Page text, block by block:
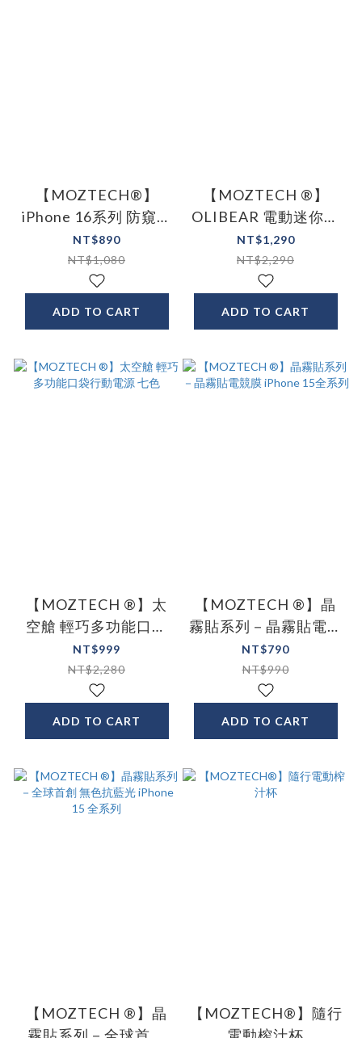
【MOZTECH®】
iPhone 16系列 防窺晶
霧貼
NT$890
NT$1,080
ADD TO CART
【MOZTECH ®】
OLIBEAR 電動迷你刮
鬍刀+鼻毛修剪套裝
NT$1,290
NT$2,290
ADD TO CART
【MOZTECH ®】太
空艙 輕巧多功能口袋
行動電源 七色
NT$999
NT$2,280
ADD TO CART
【MOZTECH ®】晶
霧貼系列－晶霧貼電競
膜 iPhone 15全系列
NT$790
NT$990
ADD TO CART
【MOZTECH ®】晶
【MOZTECH®】隨行